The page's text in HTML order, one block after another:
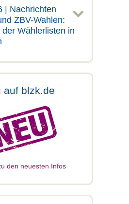
| Nachrichten
ZBV-Wahlen:
Wählerlisten in
auf blzk.de
den neuesten Infos